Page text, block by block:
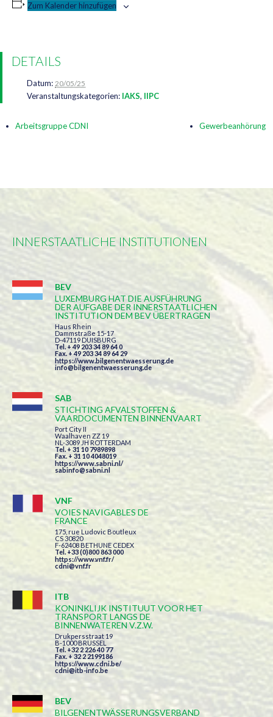
Zum Kalender hinzufügen
DETAILS
Datum: 20/05/25
Veranstaltungskategorien: IAKS, IIPC
Arbeitsgruppe CDNI Gewerbeanhörung
INNERSTAATLICHE INSTITUTIONEN
BEV
LUXEMBURG HAT DIE AUSFÜHRUNG
DER AUFGABE DER INNERSTAATLICHEN
INSTITUTION DEM BEV ÜBERTRAGEN
Haus Rhein
Dammstraße 15-17
D-47119 DUISBURG
Tel. + 49 203 34 89 64 0
Fax. + 49 203 34 89 64 29
https://www.bilgenentwaesserung.de
info@bilgenentwaesserung.de
SAB
STICHTING AFVALSTOFFEN &
VAARDOCUMENTEN BINNENVAART
Port City II
Waalhaven ZZ 19
NL-3089 JH ROTTERDAM
Tel. + 31 10 7989898
Fax. + 31 10 4048019
https://www.sabni.nl/
sabinfo@sabni.nl
VNF
VOIES NAVIGABLES DE
FRANCE
175, rue Ludovic Boutleux
CS 30820
F-62408 BETHUNE CEDEX
Tel. +33 (0)800 863 000
https://www.vnf.fr/
cdni@vnf.fr
ITB
KONINKLIJK INSTITUUT VOOR HET
TRANSPORT LANGS DE
BINNENWATEREN V.Z.W.
Drukpersstraat 19
B-1000 BRUSSEL
Tel. +32 2 226 40 77
Fax. + 32 2 2199186
https://www.cdni.be/
cdni@itb-info.be
BEV
BILGENENTWÄSSERUNGSVERBAND